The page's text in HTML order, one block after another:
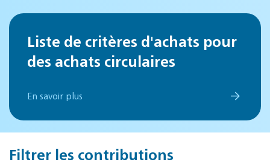
Liste de critères d'achats pour
des achats circulaires
En savoir plus
Filtrer les contributions